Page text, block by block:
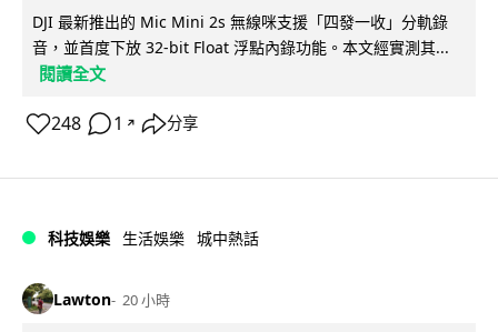
DJI 最新推出的 Mic Mini 2s 無線咪支援「四發一收」分軌錄
音，並首度下放 32-bit Float 浮點內錄功能。本文經實測其...
閱讀全文
248 1 ↗ 分享
科技娛樂 生活娛樂 城中熱話
Lawton 20 小時